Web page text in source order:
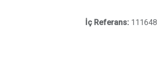
İç Referans: 111648